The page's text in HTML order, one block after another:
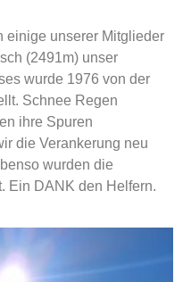
einige unserer Mitglieder
(2491m) unser
wurde 1976 von der
Schnee Regen
ihre Spuren
die Verankerung neu
wurden die
Ein DANK den Helfern.